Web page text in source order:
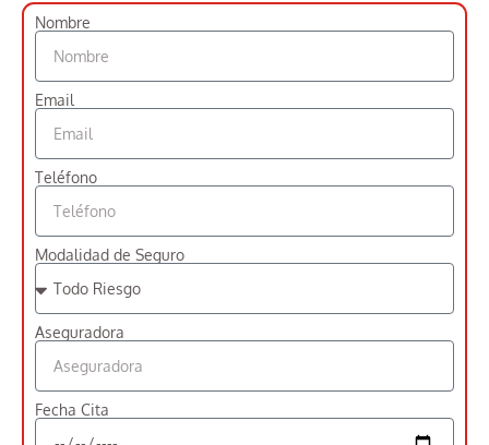
Nombre
Email
Teléfono
Modalidad de Seguro
Aseguradora
Fecha Cita